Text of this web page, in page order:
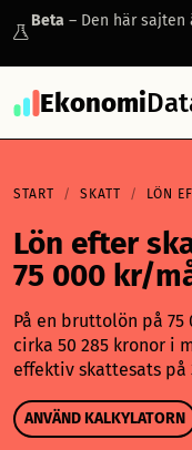
Beta – Den här
Ekonomi
START SKATT LÖN
Lön efter
75 000 kr/
På en bruttolön på
cirka 50 285 kronor i
effektiv skattesats på
ANVÄND KALKYLATORN